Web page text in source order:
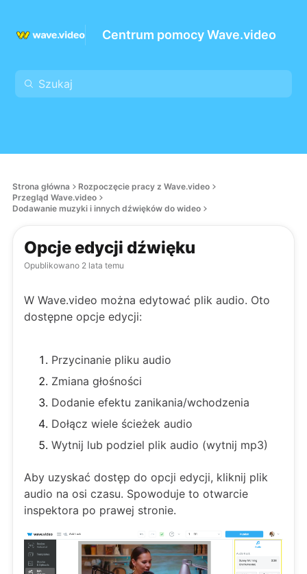
Centrum pomocy Wave.video
Strona główna
Rozpoczęcie pracy z Wave.video
Przegląd Wave.video
Dodawanie muzyki i innych dźwięków do wideo
Opcje edycji dźwięku
Opublikowano 2 lata temu
W Wave.video można edytować plik audio. Oto
dostępne opcje edycji:
Przycinanie pliku audio
Zmiana głośności
Dodanie efektu zanikania/wchodzenia
Dołącz wiele ścieżek audio
Wytnij lub podziel plik audio (wytnij mp3)
Aby uzyskać dostęp do opcji edycji, kliknij plik
audio na osi czasu. Spowoduje to otwarcie
inspektora po prawej stronie.